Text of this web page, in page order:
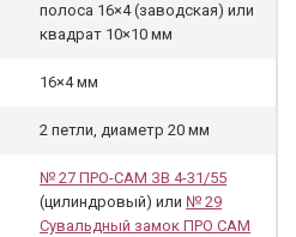
полоса 16×4 (заводская) или
квадрат 10×10 мм
16×4 мм
2 петли, диаметр 20 мм
№ 27 ПРО-САМ ЗВ 4-31/55
(цилиндровый) или № 29
Сувальдный замок ПРО САМ